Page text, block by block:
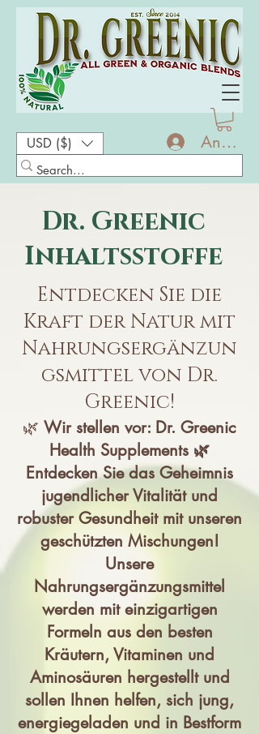
USD ($)
Dr. Greenic
Inhaltsstoffe
Entdecken Sie die
Kraft der Natur mit
Nahrungsergänzun
gsmittel von Dr.
Greenic!
🌿 Wir stellen vor: Dr. Greenic
Health Supplements 🌿
Entdecken Sie das Geheimnis
jugendlicher Vitalität und
robuster Gesundheit mit unseren
geschützten Mischungen!
Unsere
Nahrungsergänzungsmittel
werden mit einzigartigen
Formeln aus den besten
Kräutern, Vitaminen und
Aminosäuren hergestellt und
sollen Ihnen helfen, sich jung,
energiegeladen und in Bestform